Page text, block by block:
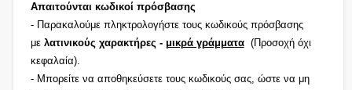
Απαιτούνται κωδικοί πρόσβασης
- Παρακαλούμε πληκτρολογήστε τους κωδικούς πρόσβασης
με λατινικούς χαρακτήρες - μικρά γράμματα(Προσοχή όχι
κεφαλαία).
- Μπορείτε να αποθηκεύσετε τους κωδικούς σας, ώστε να μη